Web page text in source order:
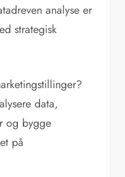
analyse er
strategisk
data,
og bygge
på